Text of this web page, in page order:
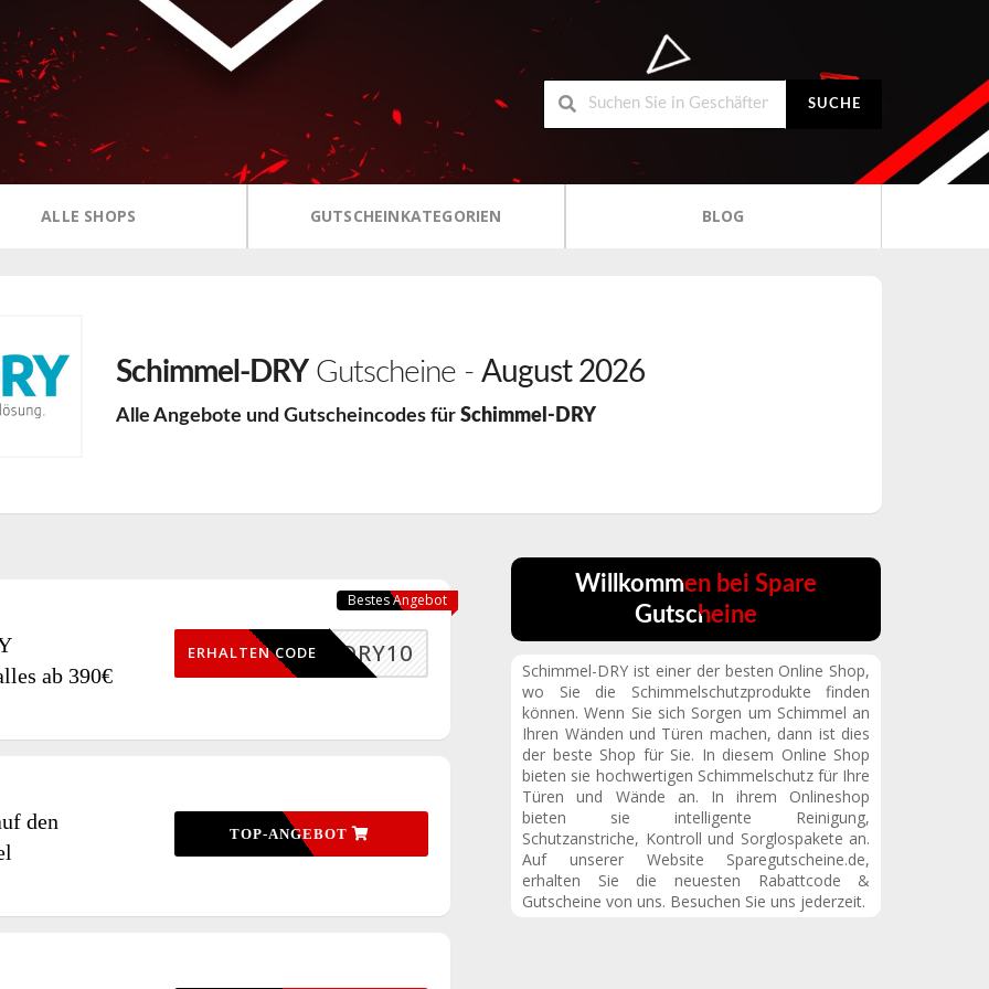
SUCHE
ALLE SHOPS GUTSCHEINKATEGORIEN BLOG
Schimmel-DRY Gutscheine - August 2026
Alle Angebote und Gutscheincodes für Schimmel-DRY
ab 390€
SDRY10
ERHALTEN CODE
Bestes Angebot
den
TOP-ANGEBOT
Willkommen bei Spare
Gutscheine
Schimmel-DRY ist einer der besten Online Shop,
wo Sie die Schimmelschutzprodukte finden
können. Wenn Sie sich Sorgen um Schimmel an
Ihren Wänden und Türen machen, dann ist dies
der beste Shop für Sie. In diesem Online Shop
bieten sie hochwertigen Schimmelschutz für Ihre
Türen und Wände an. In ihrem Onlineshop
bieten sie intelligente Reinigung,
Schutzanstriche, Kontroll und Sorglospakete an.
Auf unserer Website Sparegutscheine.de,
erhalten Sie die neuesten Rabattcode &
Gutscheine von uns. Besuchen Sie uns jederzeit.